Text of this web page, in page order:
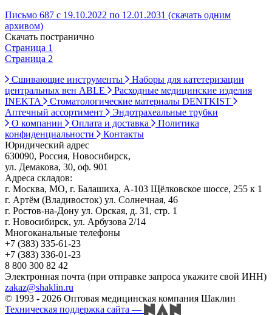
Письмо 687 с 19.10.2022 по 12.01.2031 (скачать одним
архивом)
Скачать постранично
Страница 1
Страница 2
Сшивающие инструменты
Наборы для катетеризации
центральных вен ABLE
Расходные медицинские изделия
INEKTA
Стоматологические материалы DENTKIST
Аптечный ассортимент
Эндотрахеальные трубки
О компании
Оплата и доставка
Политика
конфиденциальности
Контакты
Юридический адрес
630090, Россия, Новосибирск,
ул. Демакова, 30, оф. 901
Адреса складов:
г. Москва, МО, г. Балашиха, А-103 Щёлковское шоссе, 255 к 1
г. Артём (Владивосток) ул. Солнечная, 46
г. Ростов-на-Дону ул. Орская, д. 31, стр. 1
г. Новосибирск, ул. Арбузова 2/14
Многоканальные телефоны
+7 (383) 335-61-23
+7 (383) 336-01-23
8 800 300 82 42
Электронная почта (при отправке запроса укажите свой ИНН)
zakaz@shaklin.ru
© 1993 - 2026 Оптовая медицинская компания Шаклин
Техническая поддержка сайта —